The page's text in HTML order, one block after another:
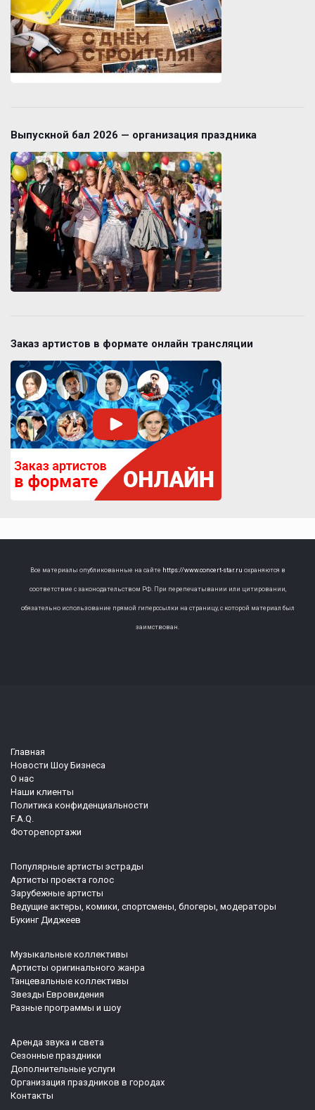
Выпускной бал 2026 — организация праздника
Заказ артистов в формате онлайн трансляции
Все материалы опубликованные на сайте https://www.concert-star.ru охраняются в
соответствие с законодательством РФ. При перепечатывании или цитировании,
обязательно использование прямой гиперссылки на страницу, с которой материал был
заимствован.
Главная
Новости Шоу Бизнеса
О нас
Наши клиенты
Политика конфиденциальности
F.A.Q.
Фоторепортажи
Популярные артисты эстрады
Артисты проекта голос
Зарубежные артисты
Ведущие актеры, комики, спортсмены, блогеры, модераторы
Букинг Диджеев
Музыкальные коллективы
Артисты оригинального жанра
Танцевальные коллективы
Звезды Евровидения
Разные программы и шоу
Аренда звука и света
Сезонные праздники
Дополнительные услуги
Организация праздников в городах
Контакты